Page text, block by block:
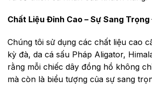
Chất Liệu Đỉnh Cao – Sự Sang
Chúng tôi sử dụng các chất liệu cao
kỳ đà, da cá sấu Pháp Aligator,
rằng mỗi chiếc dây đồng hồ không
mà còn là biểu tượng của sự sang